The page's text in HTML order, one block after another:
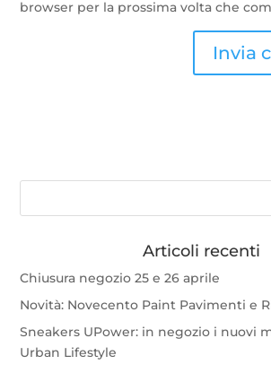
browser per la prossima volta che
Articoli recenti
Chiusura negozio 25 e 26 aprile
Novità: Novecento Paint Pavimenti e
Sneakers UPower: in negozio i nuovi
Urban Lifestyle